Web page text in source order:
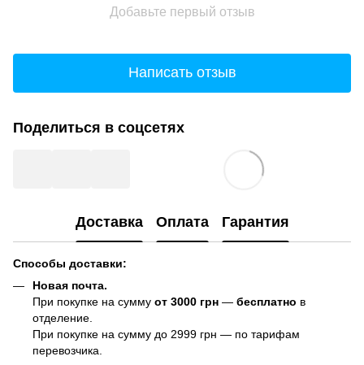
Добавьте первый отзыв
Написать отзыв
Поделиться в соцсетях
Доставка Оплата Гарантия
Способы доставки:
Новая почта.
При покупке на сумму от 3000 грн — бесплатно в
отделение.
При покупке на сумму до 2999 грн — по тарифам
перевозчика.